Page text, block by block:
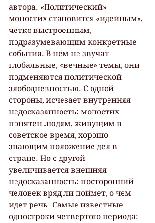
автора. «Политический»
моностих становится «идейным»,
четко выстроенным,
подразумевающим конкретные
события. В нем не звучат
глобальные, «вечные» темы, они
подменяются политической
злободневностью. С одной
стороны, исчезает внутренняя
недосказанность: моностих
понятен людям, живущим в
советское время, хорошо
знающим положение дел в
стране. Но с другой —
увеличивается внешняя
недосказанность: посторонний
человек вряд ли поймет, о чем
идет речь. Самые известные
одностроки четвертого периода: